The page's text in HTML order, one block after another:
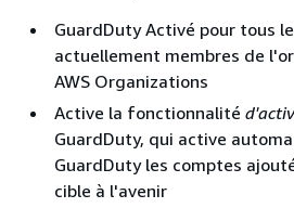
GuardDuty Activé pour tous
actuellement membres de
AWS Organizations
Active la fonctionnalité
GuardDuty, qui active
GuardDuty les comptes
cible à l'avenir